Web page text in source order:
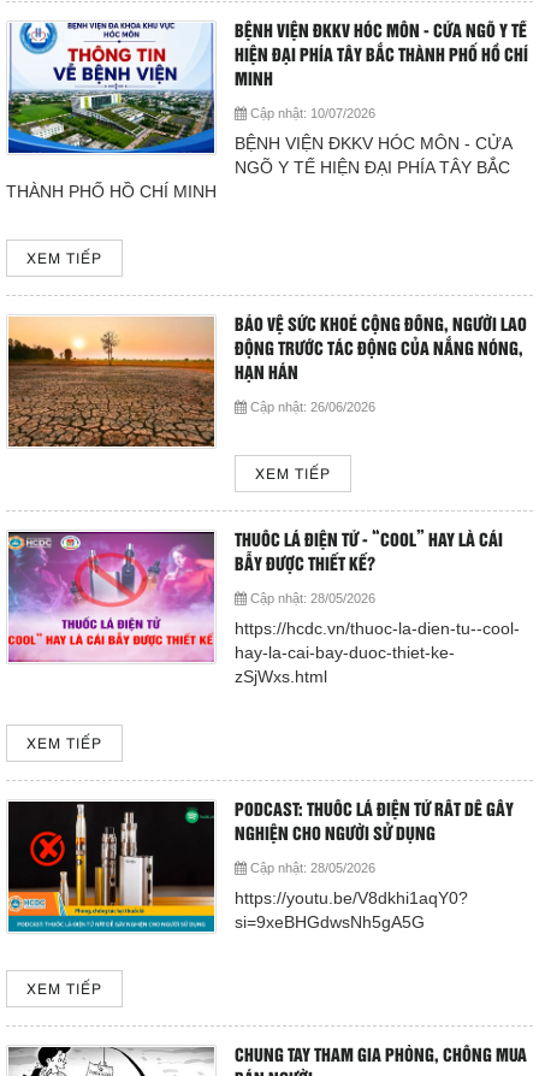
BỆNH VIỆN ĐKKV HÓC MÔN - CỬA NGÕ Y TẾ
HIỆN ĐẠI PHÍA TÂY BẮC THÀNH PHỐ HỒ CHÍ
MINH
Cập nhật: 10/07/2026
BỆNH VIỆN ĐKKV HÓC MÔN - CỬA
NGÕ Y TẾ HIỆN ĐẠI PHÍA TÂY BẮC
THÀNH PHỐ HỒ CHÍ MINH
XEM TIẾP
BẢO VỆ SỨC KHOẺ CỘNG ĐỒNG, NGƯỜI LAO
ĐỘNG TRƯỚC TÁC ĐỘNG CỦA NẮNG NÓNG,
HẠN HÁN
Cập nhật: 26/06/2026
XEM TIẾP
THUỐC LÁ ĐIỆN TỬ - “COOL” HAY LÀ CÁI
BẪY ĐƯỢC THIẾT KẾ?
Cập nhật: 28/05/2026
https://hcdc.vn/thuoc-la-dien-tu--cool-
hay-la-cai-bay-duoc-thiet-ke-
zSjWxs.html
XEM TIẾP
PODCAST: THUỐC LÁ ĐIỆN TỬ RẤT DỄ GÂY
NGHIỆN CHO NGƯỜI SỬ DỤNG
Cập nhật: 28/05/2026
https://youtu.be/V8dkhi1aqY0?
si=9xeBHGdwsNh5gA5G
XEM TIẾP
CHUNG TAY THAM GIA PHÒNG, CHỐNG MUA